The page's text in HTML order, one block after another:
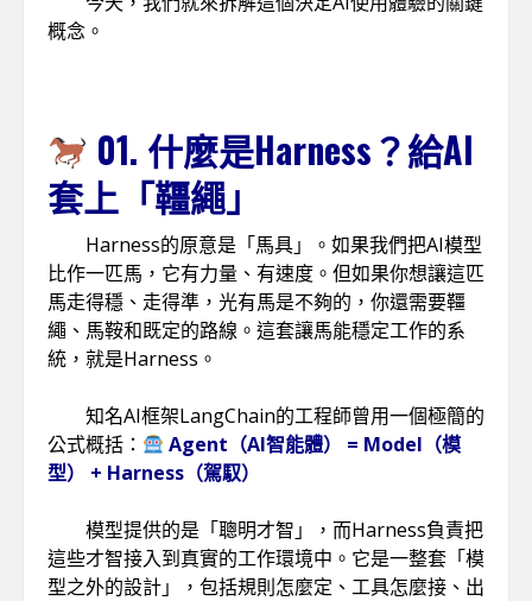
概念。
01. 什麼是Harness？給AI
套上「韁繩」
Harness的原意是「馬具」。如果我們把AI模型
比作一匹馬，它有力量、有速度。但如果你想讓這匹
馬走得穩、走得準，光有馬是不夠的，你還需要韁
繩、馬鞍和既定的路線。這套讓馬能穩定工作的系
統，就是Harness。
知名AI框架LangChain的工程師曾用一個極簡的
公式概括：
Agent（AI智能體） = Model（模
型） + Harness（駕馭）
模型提供的是「聰明才智」，而Harness負責把
這些才智接入到真實的工作環境中。它是一整套「模
型之外的設計」，包括規則怎麼定、工具怎麼接、出